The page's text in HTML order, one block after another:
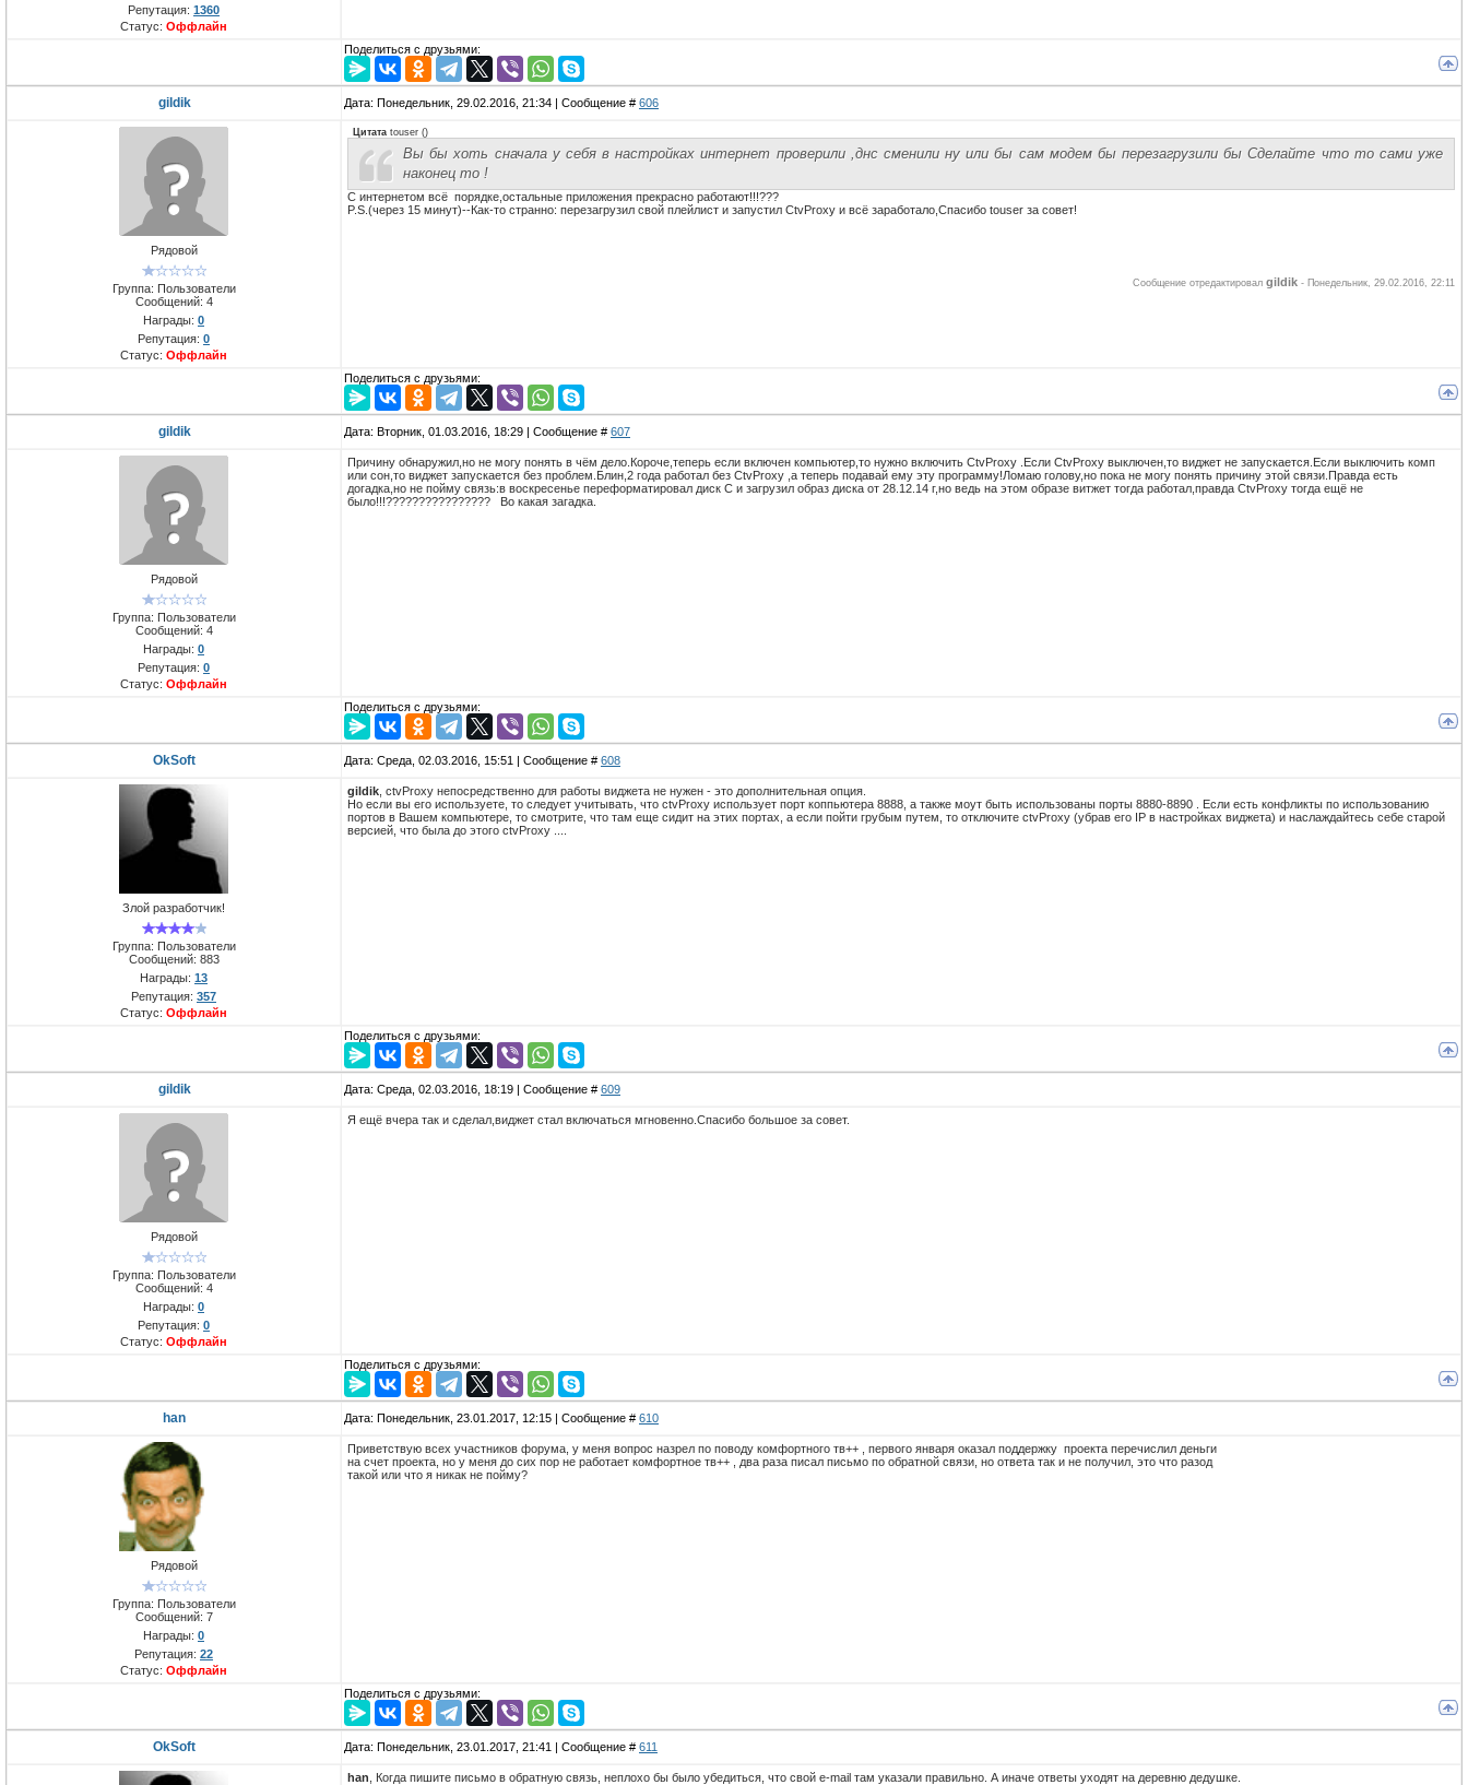
Репутация: 1360
Статус: Оффлайн
Поделиться с друзьями:
gildik Дата: Понедельник, 29.02.2016, 21:34 | Сообщение # 606
Рядовой
Группа: Пользователи
Сообщений: 4
Награды: 0
Репутация: 0
Статус: Оффлайн
Цитата touser ()
Вы бы хоть сначала у себя в настройках интернет проверили ,днс сменили ну или бы сам модем бы перезагрузили бы Сделайте что то сами уже
наконец то !
С интернетом всё порядке,остальные приложения прекрасно работают!!!???
P.S.(через 15 минут)--Как-то странно: перезагрузил свой плейлист и запустил CtvProxy и всё заработало,Спасибо touser за совет!
Сообщение отредактировал gildik - Понедельник, 29.02.2016, 22:11
Поделиться с друзьями:
gildik Дата: Вторник, 01.03.2016, 18:29 | Сообщение # 607
Рядовой
Группа: Пользователи
Сообщений: 4
Награды: 0
Репутация: 0
Статус: Оффлайн
Причину обнаружил,но не могу понять в чём дело.Короче,теперь если включен компьютер,то нужно включить CtvProxy .Если CtvProxy выключен,то виджет не запускается.Если выключить комп
или сон,то виджет запускается без проблем.Блин,2 года работал без CtvProxy ,а теперь подавай ему эту программу!Ломаю голову,но пока не могу понять причину этой связи.Правда есть
догадка,но не пойму связь:в воскресенье переформатировал диск C и загрузил образ диска от 28.12.14 г,но ведь на этом образе витжет тогда работал,правда CtvProxy тогда ещё не
было!!!???????????????? Во какая загадка.
Поделиться с друзьями:
OkSoft Дата: Среда, 02.03.2016, 15:51 | Сообщение # 608
Злой разработчик!
Группа: Пользователи
Сообщений: 883
Награды: 13
Репутация: 357
Статус: Оффлайн
gildik , ctvProxy непосредственно для работы виджета не нужен - это дополнительная опция.
Но если вы его используете, то следует учитывать, что ctvProxy использует порт коппьютера 8888, а также моут быть использованы порты 8880-8890 . Если есть конфликты по использованию
портов в Вашем компьютере, то смотрите, что там еще сидит на этих портах, а если пойти грубым путем, то отключите ctvProxy (убрав его IP в настройках виджета) и наслаждайтесь себе старой
версией, что была до этого ctvProxy ....
Поделиться с друзьями:
gildik Дата: Среда, 02.03.2016, 18:19 | Сообщение # 609
Рядовой
Группа: Пользователи
Сообщений: 4
Награды: 0
Репутация: 0
Статус: Оффлайн
Я ещё вчера так и сделал,виджет стал включаться мгновенно.Спасибо большое за совет.
Поделиться с друзьями:
han Дата: Понедельник, 23.01.2017, 12:15 | Сообщение # 610
Рядовой
Группа: Пользователи
Сообщений: 7
Награды: 0
Репутация: 22
Статус: Оффлайн
Приветствую всех участников форума, у меня вопрос назрел по поводу комфортного тв++ , первого января оказал поддержку проекта перечислил деньги
на счет проекта, но у меня до сих пор не работает комфортное тв++ , два раза писал письмо по обратной связи, но ответа так и не получил, это что разод
такой или что я никак не пойму?
Поделиться с друзьями:
OkSoft Дата: Понедельник, 23.01.2017, 21:41 | Сообщение # 611
han , Когда пишите письмо в обратную связь, неплохо бы было убедиться, что свой e-mail там указали правильно. А иначе ответы уходят на деревню дедушке.